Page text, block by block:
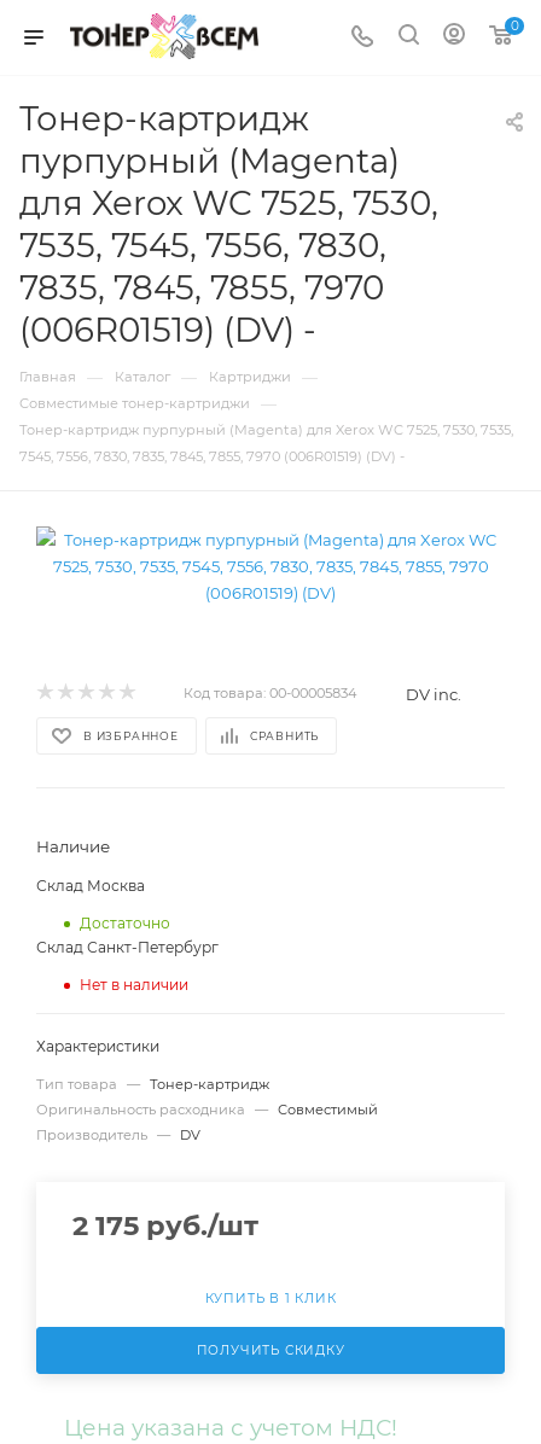
0
Тонер-картридж
пурпурный (Magenta)
для Xerox WC 7525, 7530,
7535, 7545, 7556, 7830,
7835, 7845, 7855, 7970
(006R01519) (DV) -
Главная — Каталог — Картриджи —
Совместимые тонер-картриджи —
Тонер-картридж пурпурный (Magenta) для Xerox WC 7525, 7530, 7535,
7545, 7556, 7830, 7835, 7845, 7855, 7970 (006R01519) (DV) -
Код товара: 00-00005834 DV inc.
В ИЗБРАННОЕ СРАВНИТЬ
Наличие
Склад Москва
Достаточно
Склад Санкт-Петербург
Нет в наличии
Характеристики
Тип товара — Тонер-картридж
Оригинальность расходника
— Совместимый
Производитель — DV
2 175 руб./шт
КУПИТЬ В 1 КЛИК
ПОЛУЧИТЬ СКИДКУ
Цена указана с учетом НДС!